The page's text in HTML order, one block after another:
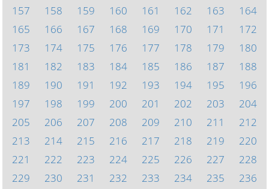
157
158 159 160 161 162 163
164
165
166 167 168 169 170 171
172
173
174 175 176 177 178 179
180
181
182 183 184 185 186 187
188
189
190 191 192 193 194 195
196
197
198 199 200 201 202 203
204
205
206 207 208 209 210 211
212
213
214 215 216 217 218 219
220
221
222 223 224 225 226 227
228
229
230 231 232 233 234 235
236